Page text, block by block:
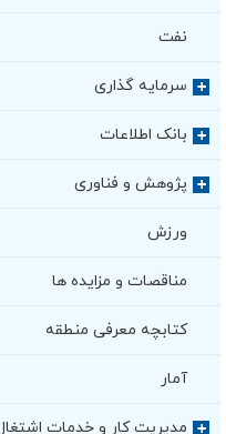
نفت
+ سرمایه گذاری
+ بانک اطلاعات
+ پژوهش و فناوری
ورزش
مناقصات و مزایده ها
کتابچه معرفی منطقه
آمار
+ مدیریت کار و خدمات اشتغال